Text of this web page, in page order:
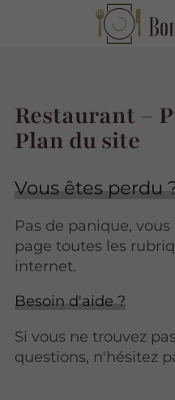
Restaurant –
Plan du site
Vous êtes perdu
Pas de panique,
page toutes les
internet.​​
Besoin d'aide ?
Si vous ne trouvez
questions, n'hésitez